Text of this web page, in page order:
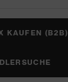
KAUFEN (B2B)